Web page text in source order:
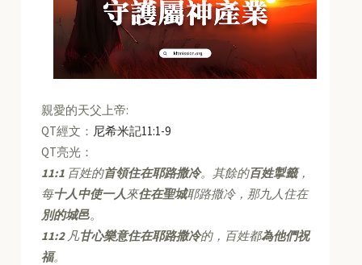
親愛的天父上帝:
QT經文： 尼希米記11:1-9
QT亮光：
11:1 百姓的首領住在耶路撒冷。其餘的百姓掣籤，
每十人中使一人 來住在聖城耶路撒冷，那九人住在
別的城邑。
11:2凡甘心樂意住在耶路撒冷的，百姓都為他們祝
福。